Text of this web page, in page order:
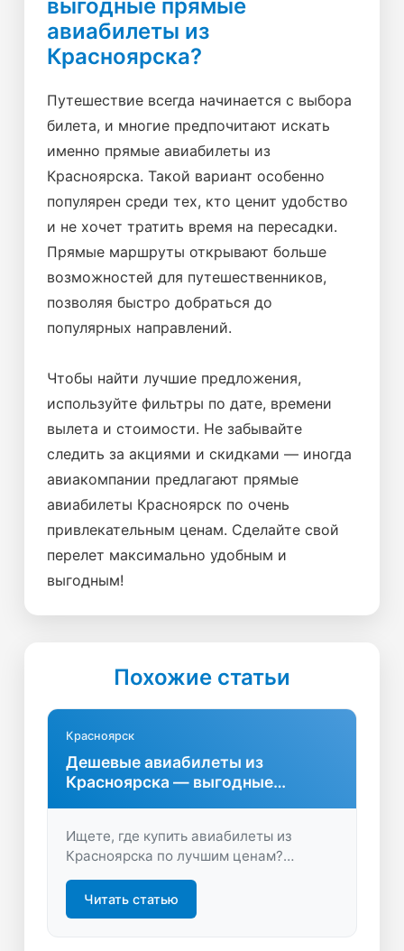
выгодные прямые
авиабилеты из
Красноярска?
Путешествие всегда начинается с выбора
билета, и многие предпочитают искать
именно прямые авиабилеты из
Красноярска. Такой вариант особенно
популярен среди тех, кто ценит удобство
и не хочет тратить время на пересадки.
Прямые маршруты открывают больше
возможностей для путешественников,
позволяя быстро добраться до
популярных направлений.
Чтобы найти лучшие предложения,
используйте фильтры по дате, времени
вылета и стоимости. Не забывайте
следить за акциями и скидками — иногда
авиакомпании предлагают прямые
авиабилеты Красноярск по очень
привлекательным ценам. Сделайте свой
перелет максимально удобным и
выгодным!
Похожие статьи
Красноярск
Дешевые авиабилеты из
Красноярска — выгодные
Ищете, где купить авиабилеты из
Красноярска по лучшим ценам?
экономить время и деньги. Откройте
для себя удобный поиск и выгодные
Читать статью